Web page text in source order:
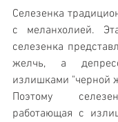
Селезенка
с меланхолией.
селезенка
желчь, а
излишками "черной
Поэтому
работающая с